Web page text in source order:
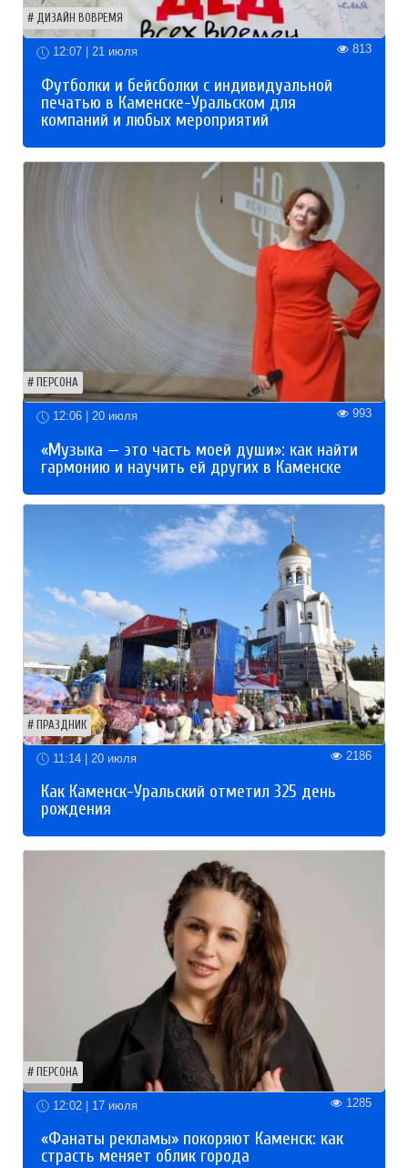
ДИЗАЙН ВОВРЕМЯ
12:07 | 21 июля 813
Футболки и бейсболки с индивидуальной
печатью в Каменске-Уральском для
компаний и любых мероприятий
ПЕРСОНА
12:06 | 20 июля 993
«Музыка — это часть моей души»: как найти
гармонию и научить ей других в Каменске
ПРАЗДНИК
11:14 | 20 июля 2186
Как Каменск-Уральский отметил 325 день
рождения
ПЕРСОНА
12:02 | 17 июля 1285
«Фанаты рекламы» покоряют Каменск: как
страсть меняет облик города